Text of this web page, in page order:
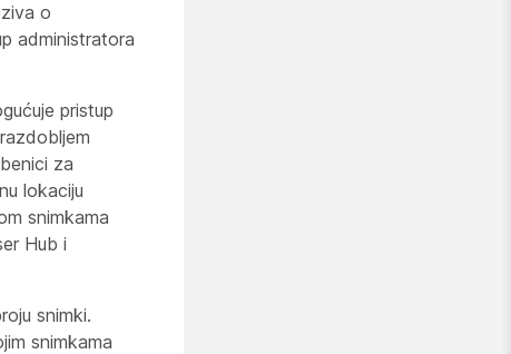
o
administratora
pristup
za
lokaciju
snimkama
Hub i
snimki.
snimkama